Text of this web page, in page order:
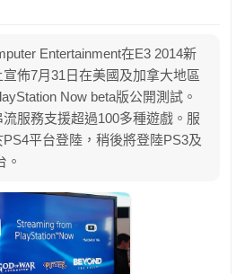
Entertainment在E3 2014新
宣佈7月31日在美國及加拿大地區
Now beta版公開測試。
服務支援超過100多種遊戲。服
平台登陸，稍後將登陸PS3及
。